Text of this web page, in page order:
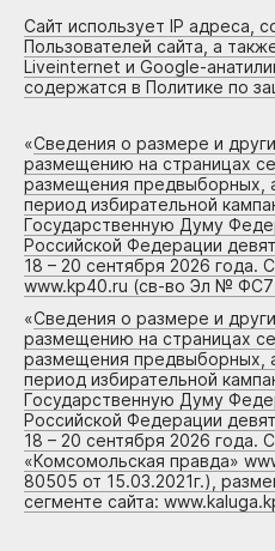
Сайт использует IP адреса,
Пользователей сайта, а
Liveinternet и Google-
содержатся в Политике по
«Сведения о размере и
размещению на страницах
размещения предвыборных,
период избирательной
Государственную Думу
Российской Федерации
18 – 20 сентября 2026 года.
www.kp40.ru (св-во Эл №
«Сведения о размере и
размещению на страницах
размещения предвыборных,
период избирательной
Государственную Думу
Российской Федерации
18 – 20 сентября 2026 года.
«Комсомольская правда»
80505 от 15.03.2021г.),
сегменте сайта: